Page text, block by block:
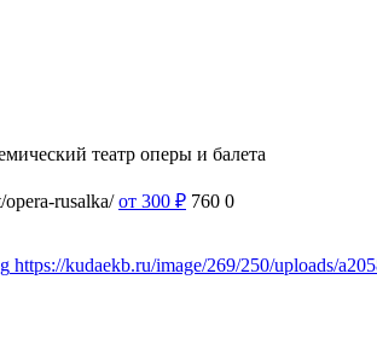
театр оперы и балета
rusalka/ от 300 ₽ 760 0
https://kudaekb.ru/image/269/250/uploads/